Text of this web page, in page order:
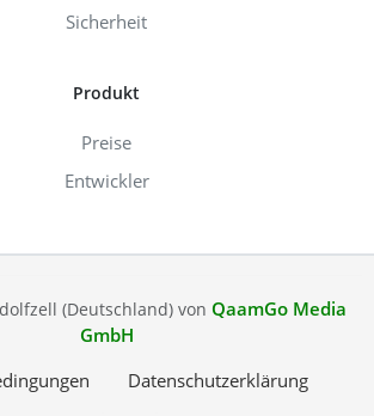
Sicherheit
Produkt
Preise
Entwickler
(Deutschland) von QaamGo Media
GmbH
Datenschutzerklärung